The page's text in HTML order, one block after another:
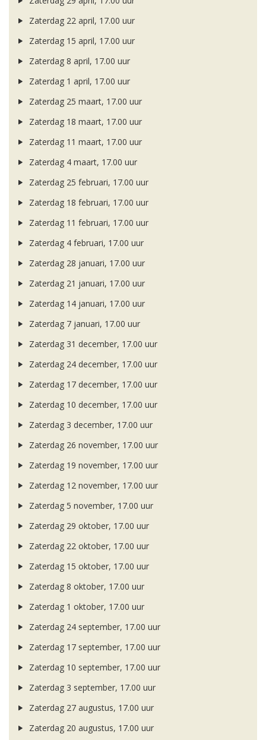
Zaterdag 22 april, 17.00 uur
Zaterdag 15 april, 17.00 uur
Zaterdag 8 april, 17.00 uur
Zaterdag 1 april, 17.00 uur
Zaterdag 25 maart, 17.00 uur
Zaterdag 18 maart, 17.00 uur
Zaterdag 11 maart, 17.00 uur
Zaterdag 4 maart, 17.00 uur
Zaterdag 25 februari, 17.00 uur
Zaterdag 18 februari, 17.00 uur
Zaterdag 11 februari, 17.00 uur
Zaterdag 4 februari, 17.00 uur
Zaterdag 28 januari, 17.00 uur
Zaterdag 21 januari, 17.00 uur
Zaterdag 14 januari, 17.00 uur
Zaterdag 7 januari, 17.00 uur
Zaterdag 31 december, 17.00 uur
Zaterdag 24 december, 17.00 uur
Zaterdag 17 december, 17.00 uur
Zaterdag 10 december, 17.00 uur
Zaterdag 3 december, 17.00 uur
Zaterdag 26 november, 17.00 uur
Zaterdag 19 november, 17.00 uur
Zaterdag 12 november, 17.00 uur
Zaterdag 5 november, 17.00 uur
Zaterdag 29 oktober, 17.00 uur
Zaterdag 22 oktober, 17.00 uur
Zaterdag 15 oktober, 17.00 uur
Zaterdag 8 oktober, 17.00 uur
Zaterdag 1 oktober, 17.00 uur
Zaterdag 24 september, 17.00 uur
Zaterdag 17 september, 17.00 uur
Zaterdag 10 september, 17.00 uur
Zaterdag 3 september, 17.00 uur
Zaterdag 27 augustus, 17.00 uur
Zaterdag 20 augustus, 17.00 uur